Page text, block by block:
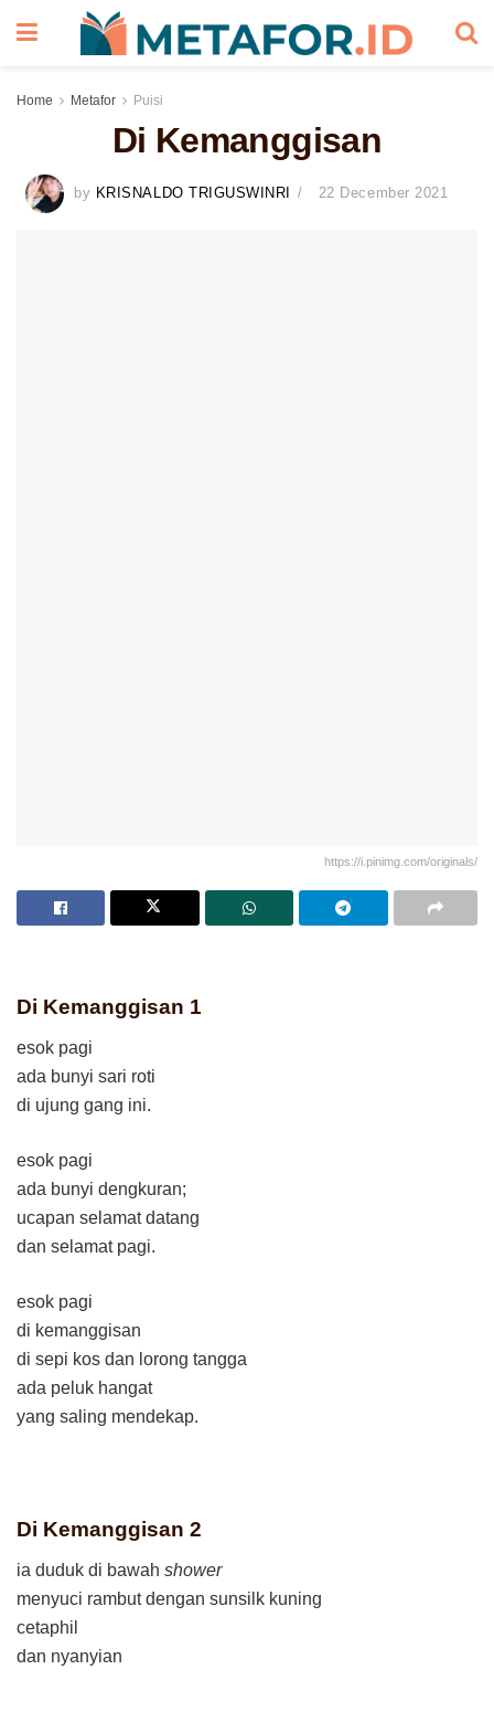
Home Metafor Puisi
Di Kemanggisan
by KRISNALDO TRIGUSWINRI 22 December 2021
https://i.pinimg.com/originals/
Di Kemanggisan 1
esok pagi
ada bunyi sari roti
di ujung gang ini.
esok pagi
ada bunyi dengkuran;
ucapan selamat datang
dan selamat pagi.
esok pagi
di kemanggisan
di sepi kos dan lorong tangga
ada peluk hangat
yang saling mendekap.
Di Kemanggisan 2
ia duduk di bawah shower
menyuci rambut dengan sunsilk kuning
cetaphil
dan nyanyian